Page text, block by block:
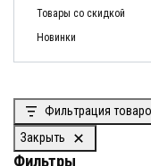
Товары со скидкой
Новинки
Фильтрация
Закрыть
Фильтры